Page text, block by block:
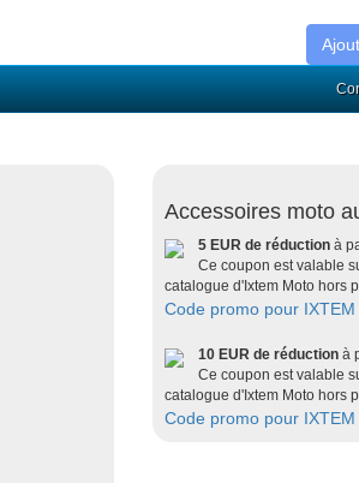
Accessoires moto
5 EUR de réduction à
Ce coupon est valable
catalogue d'Ixtem Moto hors
Code promo pour IXTEM
10 EUR de réduction à
Ce coupon est valable
catalogue d'Ixtem Moto hors
Code promo pour IXTEM